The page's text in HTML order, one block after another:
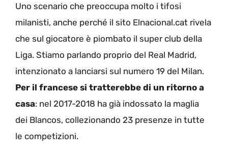
Uno scenario che preoccupa molto i tifosi
milanisti, anche perché il sito Elnacional.cat rivela
che sul giocatore è piombato il super club della
Liga. Stiamo parlando proprio del Real Madrid,
intenzionato a lanciarsi sul numero 19 del Milan.
Per il francese si tratterebbe di un ritorno a
casa: nel 2017-2018 ha già indossato la maglia
dei Blancos, collezionando 23 presenze in tutte
le competizioni.